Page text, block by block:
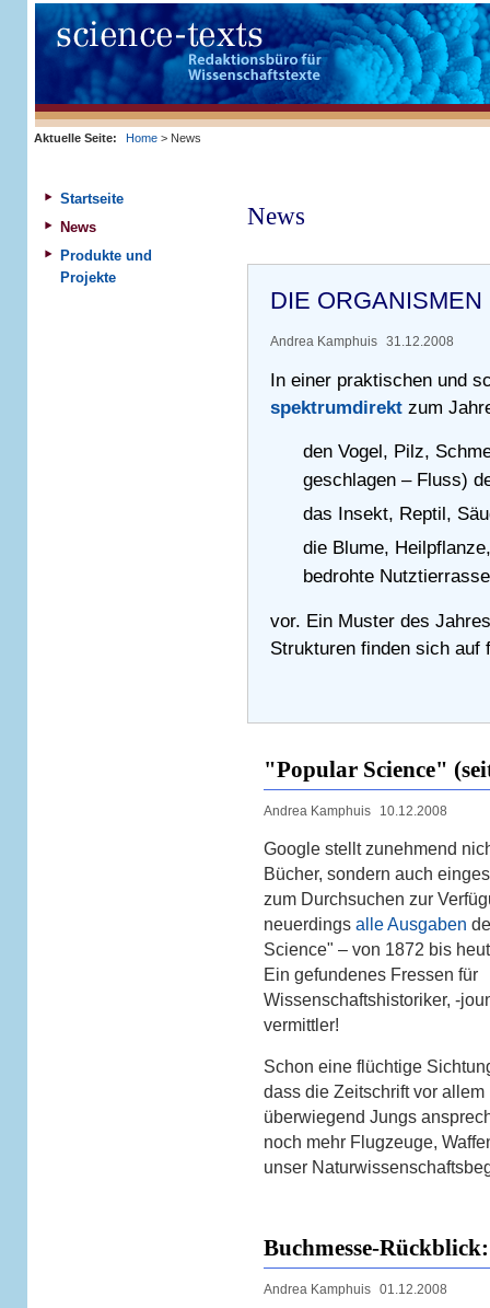
Aktuelle Seite: Home> News
News
DIE
Andrea Kamphuis 31.12.2008
In einer praktischen und
spektrumdirektzum
den Vogel, Pilz,
geschlagen – Fluss)
das Insekt, Reptil,
die Blume,
bedrohte
vor. Ein Muster des
Strukturen finden sich auf
"Popular Science"
Andrea Kamphuis 10.12.2008
Google stellt zunehmend
Bücher, sondern auch
zum Durchsuchen zur
neuerdings alle Ausgaben
Science" – von 1872 bis
Ein gefundenes Fressen für
Wissenschaftshistoriker, -
vermittler!
Schon eine flüchtige
dass die Zeitschrift vor
überwiegend Jungs
noch mehr Flugzeuge,
unser
Buchmesse-
Andrea Kamphuis 01.12.2008
Startseite
News
Produkte und
Projekte